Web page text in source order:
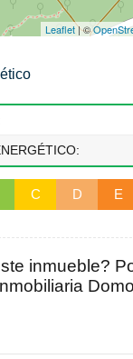
Leaflet| ©
C D E
inmueble?